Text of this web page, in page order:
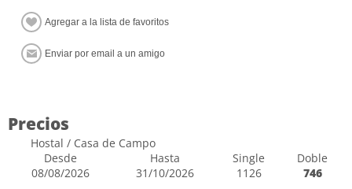
Precios
Hostal / Casa de Campo
Desde
Hasta Single
Doble
08/08/2026
31/10/2026 1126 746